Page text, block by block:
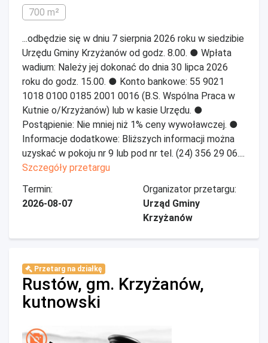
700 m²
...odbędzie się w dniu 7 sierpnia 2026 roku w siedzibie
Urzędu Gminy Krzyżanów od godz. 8.00. ● Wpłata
wadium: Należy jej dokonać do dnia 30 lipca 2026
roku do godz. 15.00. ● Konto bankowe: 55 9021
1018 0100 0185 2001 0016 (B.S. Wspólna Praca w
Kutnie o/Krzyżanów) lub w kasie Urzędu. ●
Postąpienie: Nie mniej niż 1% ceny wywoławczej. ●
Informacje dodatkowe: Bliższych informacji można
uzyskać w pokoju nr 9 lub pod nr tel. (24) 356 29 06....
Szczegóły przetargu
Termin:
2026-08-07
Organizator przetargu:
Urząd Gminy
Krzyżanów
Przetarg na działkę
Rustów, gm. Krzyżanów,
kutnowski